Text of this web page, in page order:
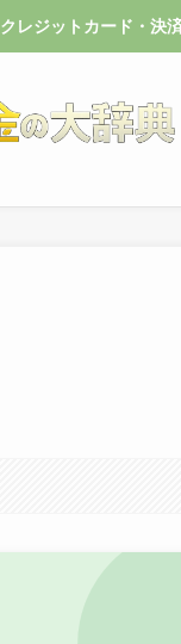
クレジットカード・決